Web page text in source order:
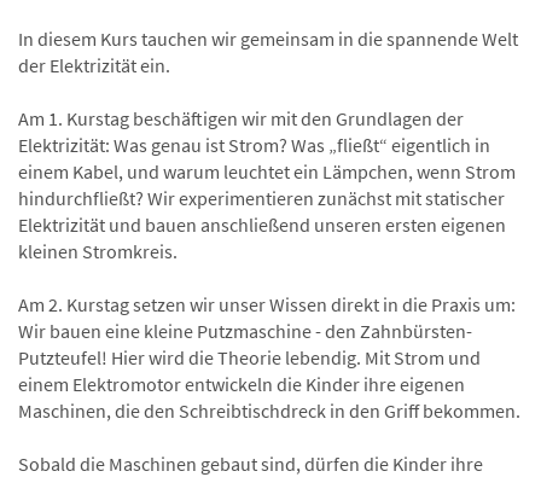
In diesem Kurs tauchen wir gemeinsam in die spannende Welt
der Elektrizität ein.
Am 1. Kurstag beschäftigen wir mit den Grundlagen der
Elektrizität: Was genau ist Strom? Was „fließt“ eigentlich in
einem Kabel, und warum leuchtet ein Lämpchen, wenn Strom
hindurchfließt? Wir experimentieren zunächst mit statischer
Elektrizität und bauen anschließend unseren ersten eigenen
kleinen Stromkreis.
Am 2. Kurstag setzen wir unser Wissen direkt in die Praxis um:
Wir bauen eine kleine Putzmaschine - den Zahnbürsten-
Putzteufel! Hier wird die Theorie lebendig. Mit Strom und
einem Elektromotor entwickeln die Kinder ihre eigenen
Maschinen, die den Schreibtischdreck in den Griff bekommen.
Sobald die Maschinen gebaut sind, dürfen die Kinder ihre